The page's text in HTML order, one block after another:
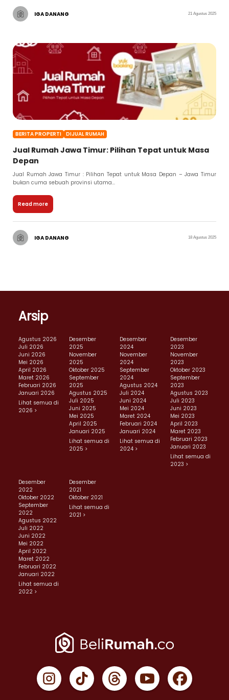
IGA DANANG 21 Agustus 2025
BERITA PROPERTI DIJUAL RUMAH
Jual Rumah Jawa Timur: Pilihan Tepat untuk Masa
Depan
Jual Rumah Jawa Timur : Pilihan Tepat untuk Masa Depan – Jawa Timur
bukan cuma sebuah provinsi utama...
Read more
IGA DANANG 18 Agustus 2025
Arsip
Agustus 2026
Juli 2026
Juni 2026
Mei 2026
April 2026
Maret 2026
Februari 2026
Januari 2026
Lihat semua di
2026 >
Desember
2025
November
2025
Oktober 2025
September
2025
Agustus 2025
Juli 2025
Juni 2025
Mei 2025
April 2025
Januari 2025
Lihat semua di
2025 >
Desember
2024
November
2024
September
2024
Agustus 2024
Juli 2024
Juni 2024
Mei 2024
Maret 2024
Februari 2024
Januari 2024
Lihat semua di
2024 >
Desember
2023
November
2023
Oktober 2023
September
2023
Agustus 2023
Juli 2023
Juni 2023
Mei 2023
April 2023
Maret 2023
Februari 2023
Januari 2023
Lihat semua di
2023 >
Desember
2022
Oktober 2022
September
2022
Agustus 2022
Juli 2022
Juni 2022
Mei 2022
April 2022
Maret 2022
Februari 2022
Januari 2022
Lihat semua di
2022 >
Desember
2021
Oktober 2021
Lihat semua di
2021 >